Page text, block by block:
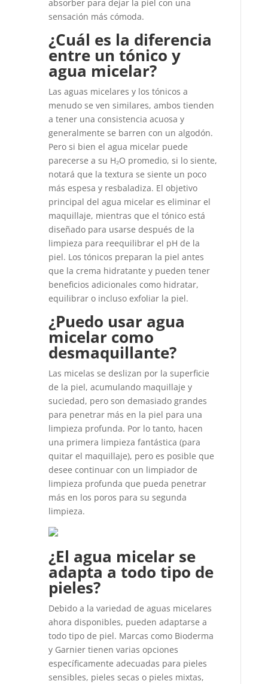
absorber para dejar la piel con una
sensación más cómoda.
¿Cuál es la diferencia
entre un tónico y
agua micelar?
Las aguas micelares y los tónicos a
menudo se ven similares, ambos tienden
a tener una consistencia acuosa y
generalmente se barren con un algodón.
Pero si bien el agua micelar puede
parecerse a su H₂O promedio, si lo siente,
notará que la textura se siente un poco
más espesa y resbaladiza. El objetivo
principal del agua micelar es eliminar el
maquillaje, mientras que el tónico está
diseñado para usarse después de la
limpieza para reequilibrar el pH de la
piel. Los tónicos preparan la piel antes
que la crema hidratante y pueden tener
beneficios adicionales como hidratar,
equilibrar o incluso exfoliar la piel.
¿Puedo usar agua
micelar como
desmaquillante?
Las micelas se deslizan por la superficie
de la piel, acumulando maquillaje y
suciedad, pero son demasiado grandes
para penetrar más en la piel para una
limpieza profunda. Por lo tanto, hacen
una primera limpieza fantástica (para
quitar el maquillaje), pero es posible que
desee continuar con un limpiador de
limpieza profunda que pueda penetrar
más en los poros para su segunda
limpieza.
¿El agua micelar se
adapta a todo tipo de
pieles?
Debido a la variedad de aguas micelares
ahora disponibles, pueden adaptarse a
todo tipo de piel. Marcas como Bioderma
y Garnier tienen varias opciones
específicamente adecuadas para pieles
sensibles, pieles secas o pieles mixtas,